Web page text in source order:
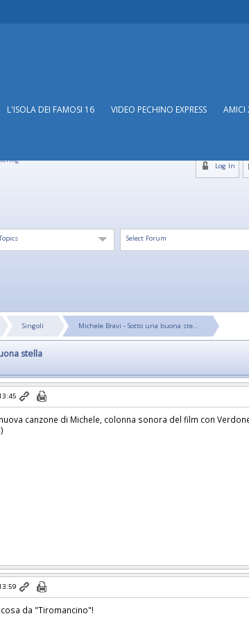
L'ISOLA DEI FAMOSI 16 VIDEO PECHINO EXPRESS AMICI
Log In
Select Forum
Singoli Michele Bravi - Sotto una buona ste…
stella
canzone di Michele, colonna sonora del film con
)
da "Tiromancino"!